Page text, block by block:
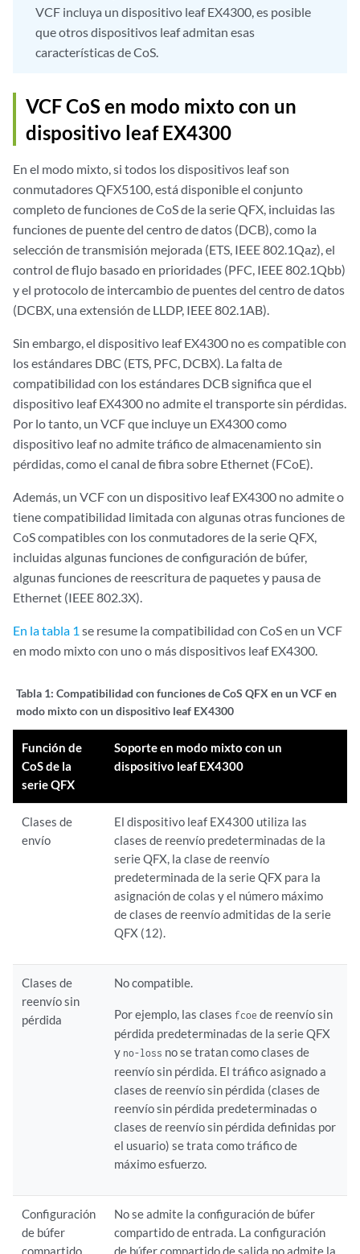
VCF incluya un dispositivo leaf EX4300, es posible
que otros dispositivos leaf admitan esas
características de CoS.
VCF CoS en modo mixto con un
dispositivo leaf EX4300
En el modo mixto, si todos los dispositivos leaf son
conmutadores QFX5100, está disponible el conjunto
completo de funciones de CoS de la serie QFX, incluidas las
funciones de puente del centro de datos (DCB), como la
selección de transmisión mejorada (ETS, IEEE 802.1Qaz), el
control de flujo basado en prioridades (PFC, IEEE 802.1Qbb)
y el protocolo de intercambio de puentes del centro de datos
(DCBX, una extensión de LLDP, IEEE 802.1AB).
Sin embargo, el dispositivo leaf EX4300 no es compatible con
los estándares DBC (ETS, PFC, DCBX). La falta de
compatibilidad con los estándares DCB significa que el
dispositivo leaf EX4300 no admite el transporte sin pérdidas.
Por lo tanto, un VCF que incluye un EX4300 como
dispositivo leaf no admite tráfico de almacenamiento sin
pérdidas, como el canal de fibra sobre Ethernet (FCoE).
Además, un VCF con un dispositivo leaf EX4300 no admite o
tiene compatibilidad limitada con algunas otras funciones de
CoS compatibles con los conmutadores de la serie QFX,
incluidas algunas funciones de configuración de búfer,
algunas funciones de reescritura de paquetes y pausa de
Ethernet (IEEE 802.3X).
En la tabla 1 se resume la compatibilidad con CoS en un VCF
en modo mixto con uno o más dispositivos leaf EX4300.
Tabla 1: Compatibilidad con funciones de CoS QFX en un VCF en
modo mixto con un dispositivo leaf EX4300
Función de
CoS de la
serie QFX
Soporte en modo mixto con un
dispositivo leaf EX4300
Clases de
envío
El dispositivo leaf EX4300 utiliza las
clases de reenvío predeterminadas de la
serie QFX, la clase de reenvío
predeterminada de la serie QFX para la
asignación de colas y el número máximo
de clases de reenvío admitidas de la serie
QFX (12).
Clases de
reenvío sin
pérdida
No compatible.
Por ejemplo, las clasesfcoe de reenvío sin
pérdida predeterminadas de la serie QFX
y no-loss no se tratan como clases de
reenvío sin pérdida. El tráfico asignado a
clases de reenvío sin pérdida (clases de
reenvío sin pérdida predeterminadas o
clases de reenvío sin pérdida definidas por
el usuario) se trata como tráfico de
máximo esfuerzo.
Configuración
de búfer
compartido
No se admite la configuración de búfer
compartido de entrada. La configuración
de búfer compartido de salida no admite la